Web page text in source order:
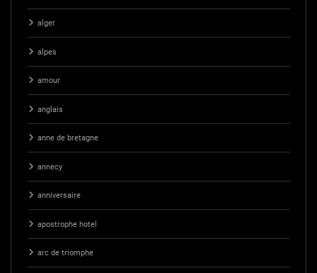
alger
alpes
amour
anglais
anne de bretagne
annecy
anniversaire
apostrophe hotel
arc de triomphe